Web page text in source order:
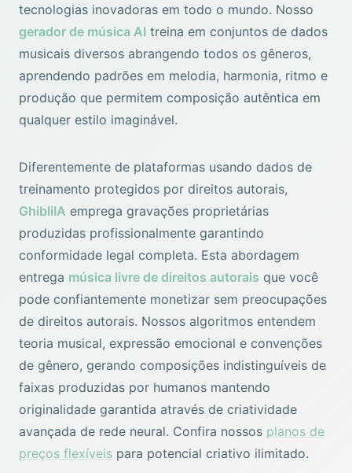
tecnologias inovadoras em todo o mundo. Nosso
gerador de música AI treina em conjuntos de dados
musicais diversos abrangendo todos os gêneros,
aprendendo padrões em melodia, harmonia, ritmo e
produção que permitem composição autêntica em
qualquer estilo imaginável.
Diferentemente de plataformas usando dados de
treinamento protegidos por direitos autorais,
GhibliIA emprega gravações proprietárias
produzidas profissionalmente garantindo
conformidade legal completa. Esta abordagem
entrega música livre de direitos autorais que você
pode confiantemente monetizar sem preocupações
de direitos autorais. Nossos algoritmos entendem
teoria musical, expressão emocional e convenções
de gênero, gerando composições indistinguíveis de
faixas produzidas por humanos mantendo
originalidade garantida através de criatividade
avançada de rede neural. Confira nossos planos de
preços flexíveis para potencial criativo ilimitado.